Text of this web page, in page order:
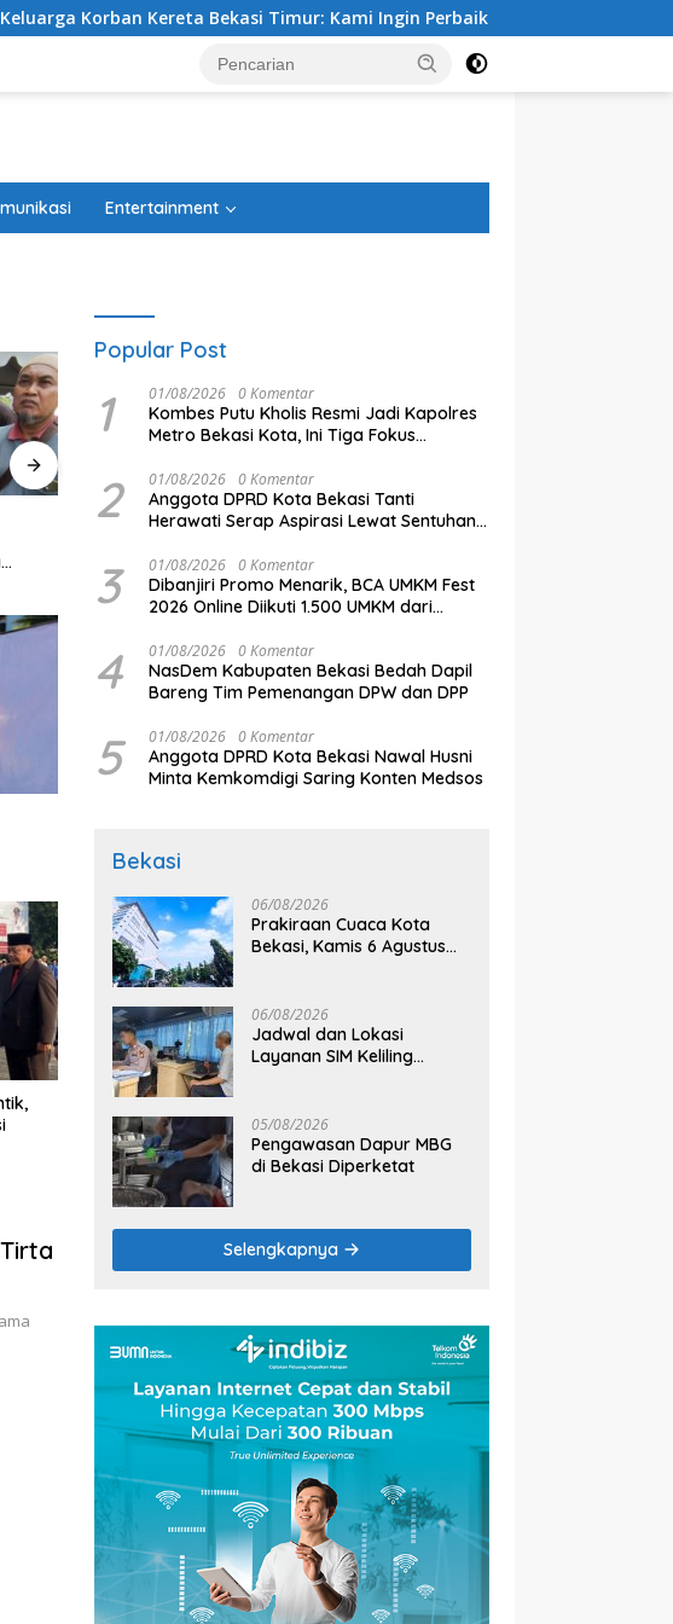
Kereta Bekasi Timur: Kami Ingin Perbaikan Sistem Keselamatan Lebih Dulu
Entertainment
Debu Tegal Danas Cikarang
Sampaikan Sejumlah Tuntutan
Ketua DPRD Kota Bekasi Sardi
Publik
Popular Post
1 01/08/2026 0 Komentar
Kombes Putu Kholis Resmi Jadi Kapolres
Metro Bekasi Kota, Ini Tiga Fokus
2 01/08/2026 0 Komentar
Anggota DPRD Kota Bekasi Tanti
Herawati Serap Aspirasi Lewat Sentuhan
3 01/08/2026 0 Komentar
Dibanjiri Promo Menarik, BCA UMKM Fest
2026 Online Diikuti 1.500 UMKM dari
4 01/08/2026 0 Komentar
NasDem Kabupaten Bekasi Bedah Dapil
Bareng Tim Pemenangan DPW dan DPP
5 01/08/2026 0 Komentar
Anggota DPRD Kota Bekasi Nawal Husni
Minta Kemkomdigi Saring Konten Medsos
Bekasi
06/08/2026
Prakiraan Cuaca Kota
Bekasi, Kamis 6 Agustus
06/08/2026
Jadwal dan Lokasi
Layanan SIM Keliling
05/08/2026
Pengawasan Dapur MBG
di Bekasi Diperketat
Selengkapnya